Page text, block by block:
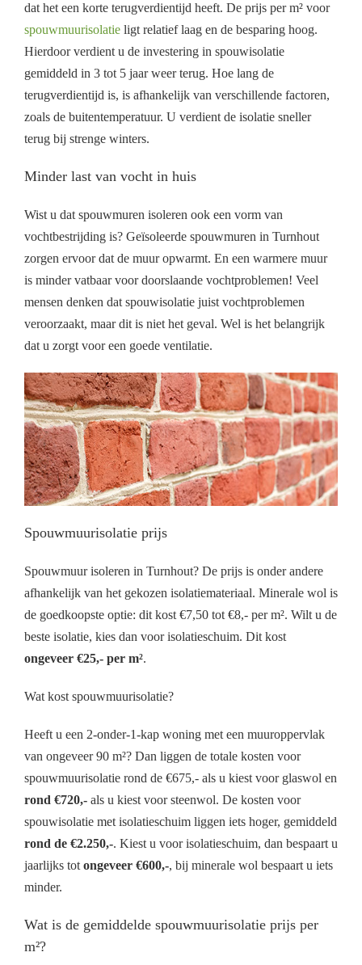
dat het een korte terugverdientijd heeft. De prijs per m² voor
spouwmuurisolatie ligt relatief laag en de besparing hoog.
Hierdoor verdient u de investering in spouwisolatie
gemiddeld in 3 tot 5 jaar weer terug. Hoe lang de
terugverdientijd is, is afhankelijk van verschillende factoren,
zoals de buitentemperatuur. U verdient de isolatie sneller
terug bij strenge winters.
Minder last van vocht in huis
Wist u dat spouwmuren isoleren ook een vorm van
vochtbestrijding is? Geïsoleerde spouwmuren in Turnhout
zorgen ervoor dat de muur opwarmt. En een warmere muur
is minder vatbaar voor doorslaande vochtproblemen! Veel
mensen denken dat spouwisolatie juist vochtproblemen
veroorzaakt, maar dit is niet het geval. Wel is het belangrijk
dat u zorgt voor een goede ventilatie.
Spouwmuurisolatie prijs
Spouwmuur isoleren in Turnhout? De prijs is onder andere
afhankelijk van het gekozen isolatiemateriaal. Minerale wol is
de goedkoopste optie: dit kost €7,50 tot €8,- per m². Wilt u de
beste isolatie, kies dan voor isolatieschuim. Dit kost
ongeveer €25,- per m².
Wat kost spouwmuurisolatie?
Heeft u een 2-onder-1-kap woning met een muuroppervlak
van ongeveer 90 m²? Dan liggen de totale kosten voor
spouwmuurisolatie rond de €675,- als u kiest voor glaswol en
rond €720,- als u kiest voor steenwol. De kosten voor
spouwisolatie met isolatieschuim liggen iets hoger, gemiddeld
rond de €2.250,-. Kiest u voor isolatieschuim, dan bespaart u
jaarlijks tot ongeveer €600,-, bij minerale wol bespaart u iets
minder.
Wat is de gemiddelde spouwmuurisolatie prijs per
m²?